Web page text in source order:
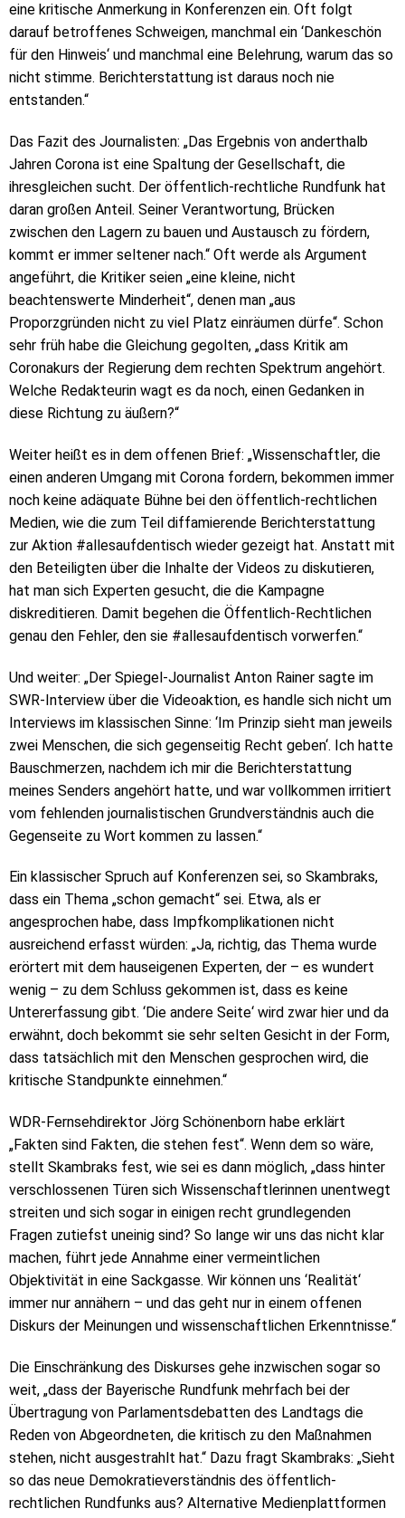
eine kritische Anmerkung in Konferenzen ein. Oft folgt
darauf betroffenes Schweigen, manchmal ein ‘Dankeschön
für den Hinweis‘ und manchmal eine Belehrung, warum das so
nicht stimme. Berichterstattung ist daraus noch nie
entstanden.“
Das Fazit des Journalisten: „Das Ergebnis von anderthalb
Jahren Corona ist eine Spaltung der Gesellschaft, die
ihresgleichen sucht. Der öffentlich-rechtliche Rundfunk hat
daran großen Anteil. Seiner Verantwortung, Brücken
zwischen den Lagern zu bauen und Austausch zu fördern,
kommt er immer seltener nach.“ Oft werde als Argument
angeführt, die Kritiker seien „eine kleine, nicht
beachtenswerte Minderheit“, denen man „aus
Proporzgründen nicht zu viel Platz einräumen dürfe“. Schon
sehr früh habe die Gleichung gegolten, „dass Kritik am
Coronakurs der Regierung dem rechten Spektrum angehört.
Welche Redakteurin wagt es da noch, einen Gedanken in
diese Richtung zu äußern?“
Weiter heißt es in dem offenen Brief: „Wissenschaftler, die
einen anderen Umgang mit Corona fordern, bekommen immer
noch keine adäquate Bühne bei den öffentlich-rechtlichen
Medien, wie die zum Teil diffamierende Berichterstattung
zur Aktion #allesaufdentisch wieder gezeigt hat. Anstatt mit
den Beteiligten über die Inhalte der Videos zu diskutieren,
hat man sich Experten gesucht, die die Kampagne
diskreditieren. Damit begehen die Öffentlich-Rechtlichen
genau den Fehler, den sie #allesaufdentisch vorwerfen.“
Und weiter: „Der Spiegel-Journalist Anton Rainer sagte im
SWR-Interview über die Videoaktion, es handle sich nicht um
Interviews im klassischen Sinne: ‘Im Prinzip sieht man jeweils
zwei Menschen, die sich gegenseitig Recht geben‘. Ich hatte
Bauschmerzen, nachdem ich mir die Berichterstattung
meines Senders angehört hatte, und war vollkommen irritiert
vom fehlenden journalistischen Grundverständnis auch die
Gegenseite zu Wort kommen zu lassen.“
Ein klassischer Spruch auf Konferenzen sei, so Skambraks,
dass ein Thema „schon gemacht“ sei. Etwa, als er
angesprochen habe, dass Impfkomplikationen nicht
ausreichend erfasst würden: „Ja, richtig, das Thema wurde
erörtert mit dem hauseigenen Experten, der – es wundert
wenig – zu dem Schluss gekommen ist, dass es keine
Untererfassung gibt. ‘Die andere Seite‘ wird zwar hier und da
erwähnt, doch bekommt sie sehr selten Gesicht in der Form,
dass tatsächlich mit den Menschen gesprochen wird, die
kritische Standpunkte einnehmen.“
WDR-Fernsehdirektor Jörg Schönenborn habe erklärt
„Fakten sind Fakten, die stehen fest“. Wenn dem so wäre,
stellt Skambraks fest, wie sei es dann möglich, „dass hinter
verschlossenen Türen sich Wissenschaftlerinnen unentwegt
streiten und sich sogar in einigen recht grundlegenden
Fragen zutiefst uneinig sind? So lange wir uns das nicht klar
machen, führt jede Annahme einer vermeintlichen
Objektivität in eine Sackgasse. Wir können uns ‘Realität‘
immer nur annähern – und das geht nur in einem offenen
Diskurs der Meinungen und wissenschaftlichen Erkenntnisse.“
Die Einschränkung des Diskurses gehe inzwischen sogar so
weit, „dass der Bayerische Rundfunk mehrfach bei der
Übertragung von Parlamentsdebatten des Landtags die
Reden von Abgeordneten, die kritisch zu den Maßnahmen
stehen, nicht ausgestrahlt hat.“ Dazu fragt Skambraks: „Sieht
so das neue Demokratieverständnis des öffentlich-
rechtlichen Rundfunks aus? Alternative Medienplattformen